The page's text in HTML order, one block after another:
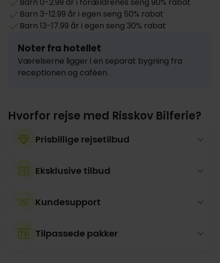
Barn 3-12.99 år i egen seng 50% rabat
Barn 13-17.99 år i egen seng 30% rabat
Noter fra hotellet
Værelserne ligger i en separat bygning fra
receptionen og caféen.
Hvorfor rejse med Risskov Bilferie?
Prisbillige rejsetilbud
Eksklusive tilbud
Kundesupport
Tilpassede pakker